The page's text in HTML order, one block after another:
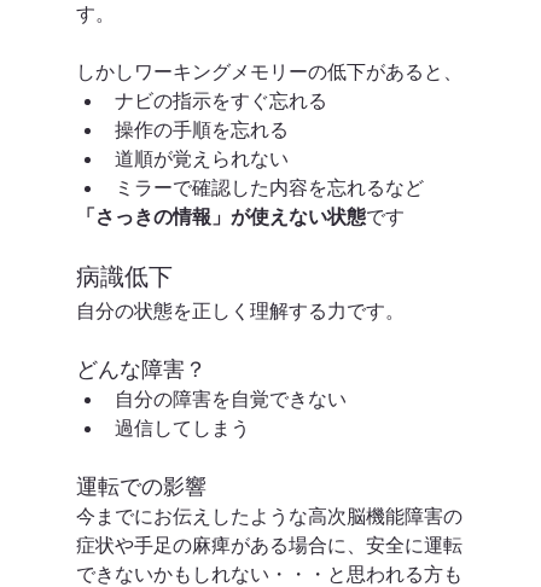
す。
しかしワーキングメモリーの低下があると、
ナビの指示をすぐ忘れる
操作の手順を忘れる
道順が覚えられない
ミラーで確認した内容を忘れるなど
「さっきの情報」が使えない状態です
病識低下
自分の状態を正しく理解する力です。
どんな障害？
自分の障害を自覚できない
過信してしまう
運転での影響
今までにお伝えしたような高次脳機能障害の
症状や手足の麻痺がある場合に、安全に運転
できないかもしれない・・・と思われる方も